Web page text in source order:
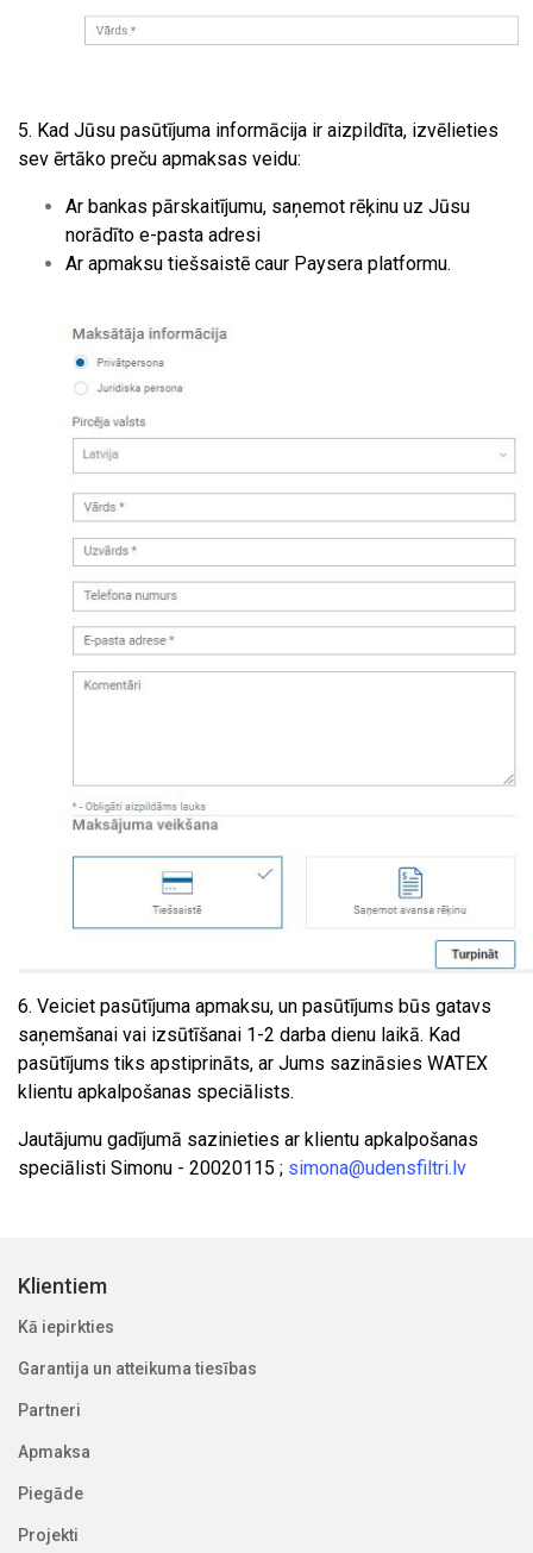
5. Kad Jūsu pasūtījuma informācija ir aizpildīta, izvēlieties
sev ērtāko preču apmaksas veidu:
Ar bankas pārskaitījumu, saņemot rēķinu uz Jūsu
norādīto e-pasta adresi
Ar apmaksu tiešsaistē caur Paysera platformu.
6. Veiciet pasūtījuma apmaksu, un pasūtījums būs gatavs
saņemšanai vai izsūtīšanai 1-2 darba dienu laikā. Kad
pasūtījums tiks apstiprināts, ar Jums sazināsies WATEX
klientu apkalpošanas speciālists.
Jautājumu gadījumā sazinieties ar klientu apkalpošanas
speciālisti Simonu - 20020115 ; simona@udensfiltri.lv
Klientiem
Kā iepirkties
Garantija un atteikuma tiesības
Partneri
Apmaksa
Piegāde
Projekti